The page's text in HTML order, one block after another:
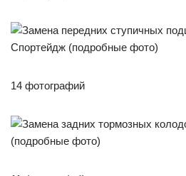
14 фотографий